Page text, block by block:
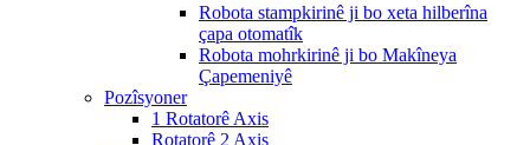
Robota stampkirinê ji bo xeta hilberîna
çapa otomatîk
Robota mohrkirinê ji bo Makîneya
Çapemeniyê
Pozîsyoner
1 Rotatorê Axis
Rotatorê 2 Axis